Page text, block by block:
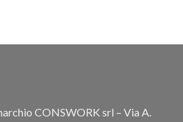
CONSWORK srl – Via A.